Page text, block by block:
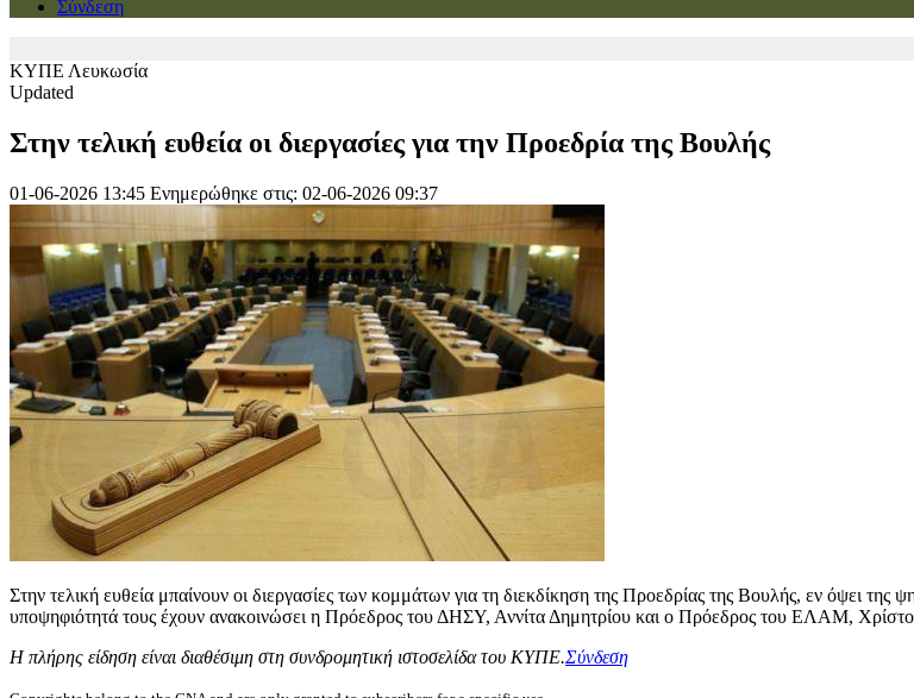
Σύνδεση
ΚΥΠΕ Λευκωσία
Updated
Στην τελική ευθεία οι διεργασίες για την Προεδρία της Βουλής
01-06-2026 13:45 Ενημερώθηκε στις: 02-06-2026 09:37
Στην τελική ευθεία μπαίνουν οι διεργασίες των κομμάτων για τη διεκδίκηση της Προεδρίας της Βουλής, εν όψει
υποψηφιότητά τους έχουν ανακοινώσει η Πρόεδρος του ΔΗΣΥ, Αννίτα Δημητρίου και ο Πρόεδρος του ΕΛΑΜ,
Η πλήρης είδηση είναι διαθέσιμη στη συνδρομητική ιστοσελίδα του ΚΥΠΕ.Σύνδεση